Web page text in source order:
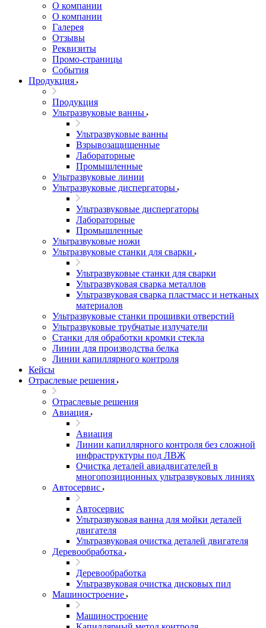
О компании
О компании
Галерея
Отзывы
Реквизиты
Промо-страницы
События
Продукция
Продукция
Ультразвуковые ванны
Ультразвуковые ванны
Взрывозащищенные
Лабораторные
Промышленные
Ультразвуковые линии
Ультразвуковые диспергаторы
Ультразвуковые диспергаторы
Лабораторные
Промышленные
Ультразвуковые ножи
Ультразвуковые станки для сварки
Ультразвуковые станки для сварки
Ультразвуковая сварка металлов
Ультразвуковая сварка пластмасс и нетканых
материалов
Ультразвуковые станки прошивки отверстий
Ультразвуковые трубчатые излучатели
Станки для обработки кромки стекла
Линии для производства белка
Линии капиллярного контроля
Кейсы
Отраслевые решения
Отраслевые решения
Авиация
Авиация
Линии капиллярного контроля без сложной
инфраструктуры под ЛВЖ
Очистка деталей авиадвигателей в
многопозиционных ультразвуковых линиях
Автосервис
Автосервис
Ультразвуковая ванна для мойки деталей
двигателя
Ультразвуковая очистка деталей двигателя
Деревообработка
Деревообработка
Ультразвуковая очистка дисковых пил
Машиностроение
Машиностроение